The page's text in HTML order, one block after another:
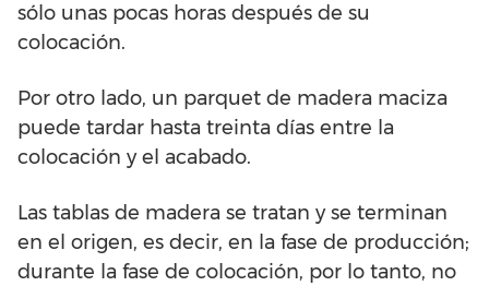
sólo unas pocas horas después de su
colocación.
Por otro lado, un parquet de madera maciza
puede tardar hasta treinta días entre la
colocación y el acabado.
Las tablas de madera se tratan y se terminan
en el origen, es decir, en la fase de producción;
durante la fase de colocación, por lo tanto, no